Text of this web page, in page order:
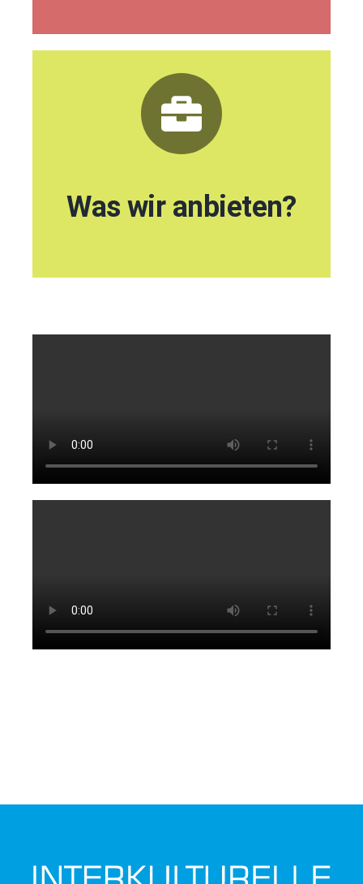
Was wir anbieten?
Wir bieten ...
Beratungsangebote
Projekte mit Schulen & Kitas
Sprach- & Lernförderung